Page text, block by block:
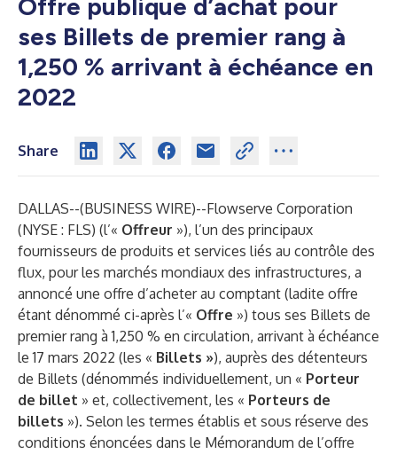
Offre publique d’achat pour
ses Billets de premier rang à
1,250 % arrivant à échéance en
2022
Share
DALLAS--(BUSINESS WIRE)--Flowserve Corporation
(NYSE : FLS) (l’« Offreur »), l’un des principaux
fournisseurs de produits et services liés au contrôle des
flux, pour les marchés mondiaux des infrastructures, a
annoncé une offre d’acheter au comptant (ladite offre
étant dénommé ci-après l’« Offre ») tous ses Billets de
premier rang à 1,250 % en circulation, arrivant à échéance
le 17 mars 2022 (les « Billets »), auprès des détenteurs
de Billets (dénommés individuellement, un « Porteur
de billet » et, collectivement, les « Porteurs de
billets »). Selon les termes établis et sous réserve des
conditions énoncées dans le Mémorandum de l’offre